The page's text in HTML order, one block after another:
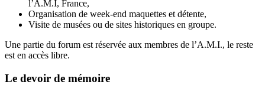
l’A.M.I, France,
Organisation de week-end maquettes et détente,
Visite de musées ou de sites historiques en groupe.
Une partie du forum est réservée aux membres de l’A.M.I., le reste
est en accès libre.
Le devoir de mémoire